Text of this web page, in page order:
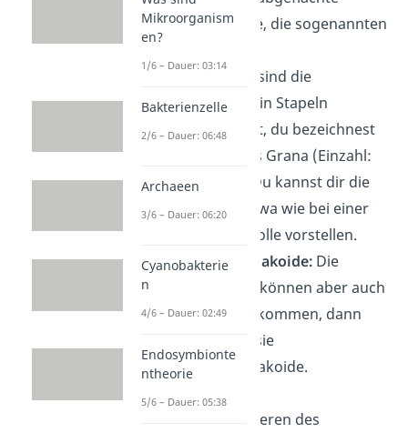
Membransäcke, die sogenannten
Oft sind die
Thylakoide in Stapeln
angeordnet, du bezeichnest
sie dann als Grana (Einzahl:
Granum). Du kannst dir die
Stapel in etwa wie bei einer
Münzgeldrolle vorstellen.
Stromathylakoide: Die
Thylakiode können aber auch
einzeln vorkommen, dann
nennst du sie
Stromathylakoide.
Im Inneren des
Mikroorganism
en?
1/6 – Dauer: 03:14
Bakterienzelle
2/6 – Dauer: 06:48
Archaeen
3/6 – Dauer: 06:20
Cyanobakterie
n
4/6 – Dauer: 02:49
Endosymbionte
ntheorie
5/6 – Dauer: 05:38